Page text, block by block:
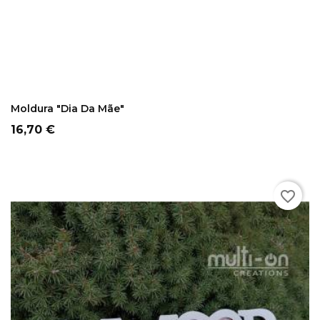
Moldura "Dia Da Mãe"
Preço
16,70 €
favorite_border